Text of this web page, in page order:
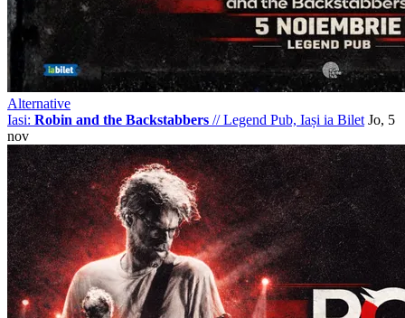
Alternative
Iasi: Robin and the Backstabbers //Legend Pub, Iași ia Bilet Jo, 5
nov